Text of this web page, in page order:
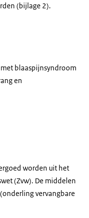
(bijlage 2).
blaaspijnsyndroom
en
worden uit het
(Zvw). De middelen
vervangbare